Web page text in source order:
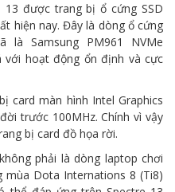
13 được trang bị ổ cứng SSD
hiện nay. Đây là dòng ổ cứng
là Samsung PM961 NVMe
với hoạt động ổn định và cực
card màn hình Intel Graphics
trước 100MHz. Chính vì vậy
bị card đồ họa rời.
phải là dòng laptop chơi
mùa Dota Internations 8 (Ti8)